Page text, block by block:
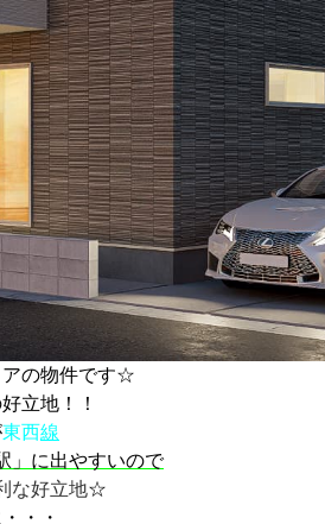
アの物件です☆
立地！！
東西線
」に出やすいので
な好立地☆
・・